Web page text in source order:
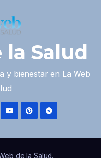
la Salud
y bienestar en La Web
de la Salud.